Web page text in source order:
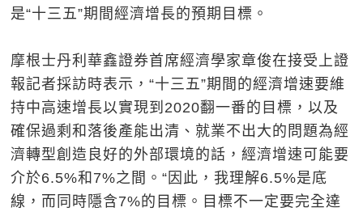
是“十三五”期間經濟增長的預期目標。
摩根士丹利華鑫證券首席經濟學家章俊在接受上證
報記者採訪時表示，“十三五”期間的經濟增速要維
持中高速增長以實現到2020翻一番的目標，以及
確保過剩和落後產能出清、就業不出大的問題為經
濟轉型創造良好的外部環境的話，經濟增速可能要
介於6.5%和7%之間。“因此，我理解6.5%是底
線，而同時隱含7%的目標。目標不一定要完全達